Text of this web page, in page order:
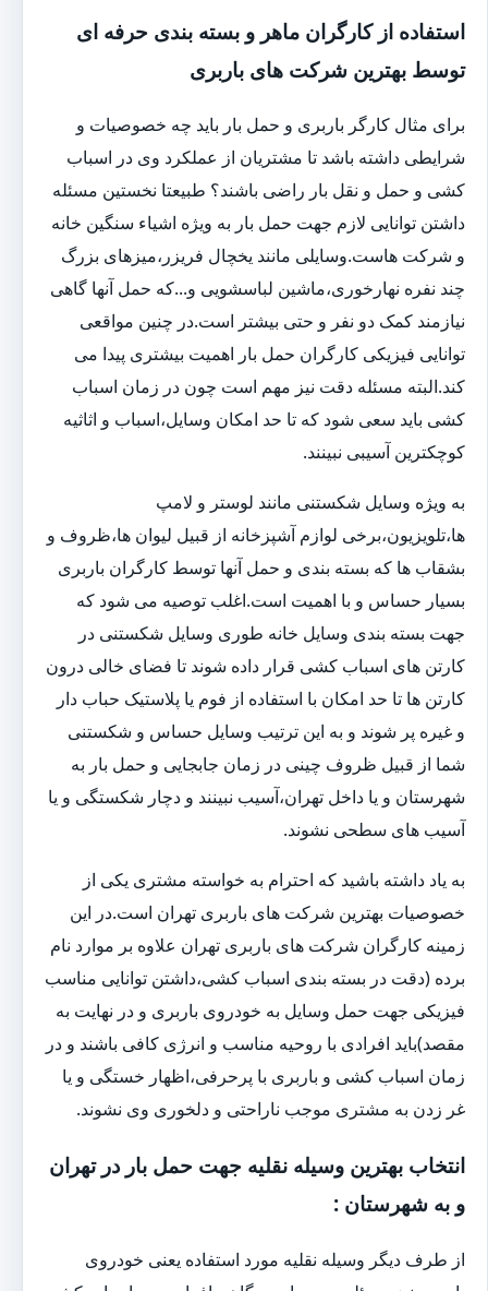
استفاده از کارگران ماهر و بسته بندی حرفه ای
توسط بهترین شرکت های باربری
برای مثال کارگر باربری و حمل بار باید چه خصوصیات و
شرایطی داشته باشد تا مشتریان از عملکرد وی در اسباب
کشی و حمل و نقل بار راضی باشند؟ طبیعتا نخستین مسئله
داشتن توانایی لازم جهت حمل بار به ویژه اشیاء سنگین خانه
و شرکت هاست.وسایلی مانند یخچال فریزر،میزهای بزرگ
چند نفره نهارخوری،ماشین لباسشویی و...که حمل آنها گاهی
نیازمند کمک دو نفر و حتی بیشتر است.در چنین مواقعی
توانایی فیزیکی کارگران حمل بار اهمیت بیشتری پیدا می
کند.البته مسئله دقت نیز مهم است چون در زمان اسباب
کشی باید سعی شود که تا حد امکان وسایل،اسباب و اثاثیه
کوچکترین آسیبی نبینند.
به ویژه وسایل شکستنی مانند لوستر و لامپ
ها،تلویزیون،برخی لوازم آشپزخانه از قبیل لیوان ها،ظروف و
بشقاب ها که بسته بندی و حمل آنها توسط کارگران باربری
بسیار حساس و با اهمیت است.اغلب توصیه می شود که
جهت بسته بندی وسایل خانه طوری وسایل شکستنی در
کارتن های اسباب کشی قرار داده شوند تا فضای خالی درون
کارتن ها تا حد امکان با استفاده از فوم یا پلاستیک حباب دار
و غیره پر شوند و به این ترتیب وسایل حساس و شکستنی
شما از قبیل ظروف چینی در زمان جابجایی و حمل بار به
شهرستان و یا داخل تهران،آسیب نبینند و دچار شکستگی و یا
آسیب های سطحی نشوند.
به یاد داشته باشید که احترام به خواسته مشتری یکی از
خصوصیات بهترین شرکت های باربری تهران است.در این
زمینه کارگران شرکت های باربری تهران علاوه بر موارد نام
برده (دقت در بسته بندی اسباب کشی،داشتن توانایی مناسب
فیزیکی جهت حمل وسایل به خودروی باربری و در نهایت به
مقصد)باید افرادی با روحیه مناسب و انرژی کافی باشند و در
زمان اسباب کشی و باربری با پرحرفی،اظهار خستگی و یا
غر زدن به مشتری موجب ناراحتی و دلخوری وی نشوند.
انتخاب بهترین وسیله نقلیه جهت حمل بار در تهران
و به شهرستان :
از طرف دیگر وسیله نقلیه مورد استفاده یعنی خودروی